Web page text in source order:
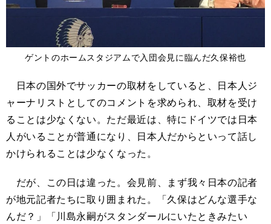
ゲントのホームスタジアムで入団会見に臨んだ久保裕也
日本の国外でサッカーの取材をしていると、日本人ジ
ャーナリストとしてのコメントを求められ、取材を受け
ることは少なくない。ただ最近は、特にドイツでは日本
人がいることが普通になり、日本人だからといって話し
かけられることは少なくなった。
だが、この日は違った。会見前、まず我々日本の記者
が地元記者たちに取り囲まれた。「久保はどんな選手な
んだ？」「川島永嗣がスタンダールにいたときみたい